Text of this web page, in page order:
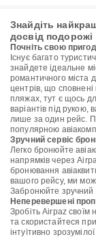
Знайдіть
досвід подорожі
Почніть свою
Існує багато
знайдете ідеальне
романтичного міста
центрів, що сповнені
пляжах, тут є щось
варіантів під
лише за один рейс.
популярною
Зручний сервіс
Легко бронюйте
напрямків через
бронювання
вашого рейсу, ми
Забронюйте зручний
Неперевершені
Зробіть Airpaz своїм
та скористайтеся
інтуїтивно